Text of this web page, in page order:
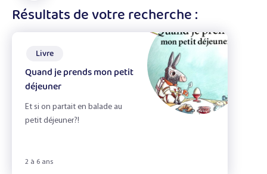
En accueil de loisirs
Ateliers
affiner
les
Résultats de votre recherche :
Livre
Quand je prends mon petit
déjeuner
Et si on partait en balade au
petit déjeuner?!
2 à 6 ans